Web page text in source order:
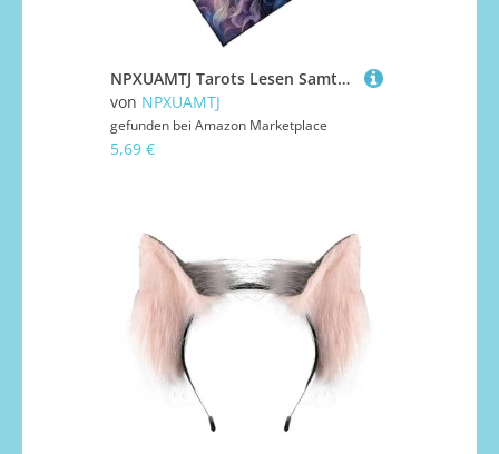
NPXUAMTJ Tarots Lesen Samtmatten EIN Komplizierte Kunstwerk Farbige Materialien Einfach Wartung Für Weiche Stoff Mehrfachgröße Professionelle Tarot Lesetischmatten Matten
von NPXUAMTJ
gefunden bei Amazon Marketplace
5,69 €